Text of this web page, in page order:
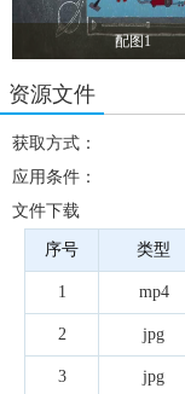
配图1
资源文件
获取方式：
应用条件：
文件下载
序号 类型
1 mp4
2 jpg
3 jpg